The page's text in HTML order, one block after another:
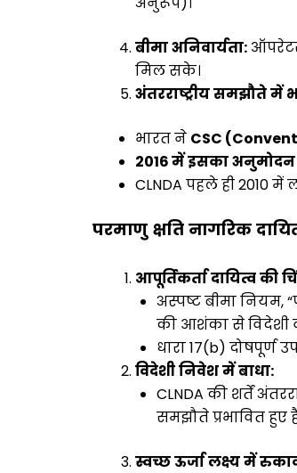
बीमाअनिवार्यता:
मिल सके।
अंतरराष्ट्रीयसमझौतेमें
भारत ने CSC
2016मेंइसकाअनुमोदन
CLNDA पहले ही 2010 में
परमाणु क्षति नागरिक
आपूर्तिकर्तादायित्वकी
अस्पष्ट बीमा नियम,
की आशंका से विदेशी
धारा 17(b) दोषपूर्ण
विदेशीनिवेशमेंबाधा:
CLNDA की शर्तें
समझौते प्रभावित हुए
स्वच्छऊर्जालक्ष्यमें